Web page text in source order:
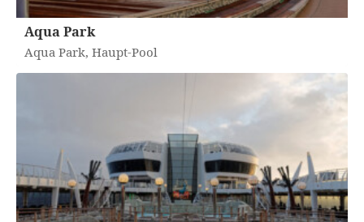
Aqua Park
Aqua Park, Haupt-Pool